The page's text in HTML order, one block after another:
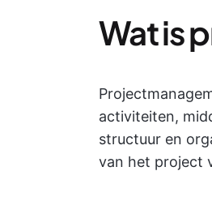
Wat is
activiteiten,
structuur en
van het project